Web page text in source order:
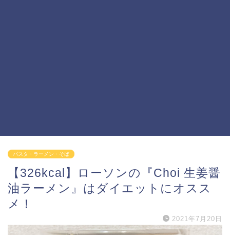
パスタ・ラーメン・そば
【326kcal】ローソンの『Choi 生姜醤
油ラーメン』はダイエットにオスス
メ！
2021年7月20日